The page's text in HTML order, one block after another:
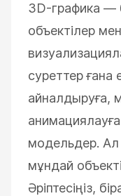
3D-графика —
объектілер
суреттер
айналдыруға,
модельдер.
мұндай
Әріптесіңіз,